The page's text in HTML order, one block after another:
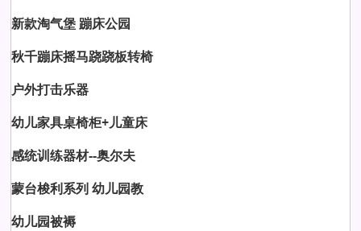
新款淘气堡 蹦床公园
秋千蹦床摇马跷跷板转椅
户外打击乐器
幼儿家具桌椅柜+儿童床
感统训练器材--奥尔夫
蒙台梭利系列 幼儿园教
幼儿园被褥